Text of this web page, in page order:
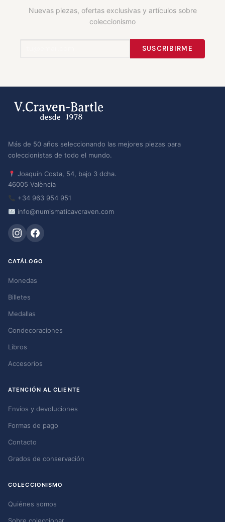
Nuevas piezas, ofertas exclusivas y artículos sobre
coleccionismo
SUSCRIBIRME
Más de 50 años seleccionando las mejores piezas para
coleccionistas de todo el mundo.
Joaquín Costa, 54, bajo 3 dcha.
46005 València
+34 963 954 951
info@numismaticavcraven.com
CATÁLOGO
Monedas
Billetes
Medallas
Condecoraciones
Libros
Accesorios
ATENCIÓN AL CLIENTE
Envíos y devoluciones
Formas de pago
Contacto
Grados de conservación
COLECCIONISMO
Quiénes somos